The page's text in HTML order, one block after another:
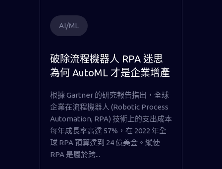
AI/ML
破除流程機器人 RPA 迷思
為何 AutoML 才是企業增產
根據 Gartner 的研究報告指出，全球
企業在流程機器人 (Robotic Process
Automation, RPA) 技術上的支出成本
每年成長率高達 57%，在 2022 年全
球 RPA 預算達到 24 億美金。縱使
RPA 是屬於跨...